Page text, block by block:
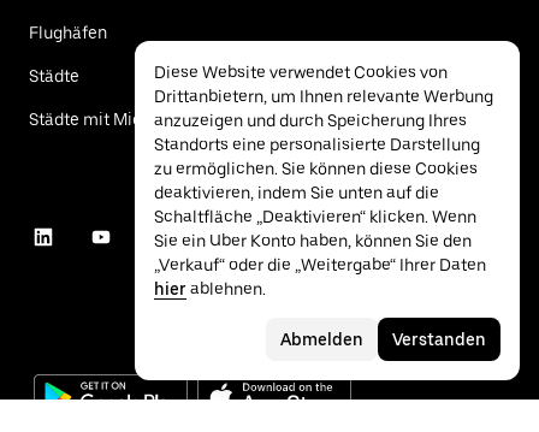
Flughäfen
Städte
Städte mit Mietwagen
Diese Website verwendet Cookies von
Drittanbietern, um Ihnen relevante Werbung
anzuzeigen und durch Speicherung Ihres
Standorts eine personalisierte Darstellung
zu ermöglichen. Sie können diese Cookies
deaktivieren, indem Sie unten auf die
Schaltfläche „Deaktivieren“ klicken. Wenn
Sie ein Uber Konto haben, können Sie den
„Verkauf“ oder die „Weitergabe“ Ihrer Daten
hierablehnen.
Abmelden Verstanden